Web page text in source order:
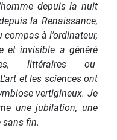
depuisla nuit
la Renaissance,
à l’ordinateur,
et invisible a généré
littéraires ou
et les sciences ont
vertigineux. Je
une jubilation, une
fin.